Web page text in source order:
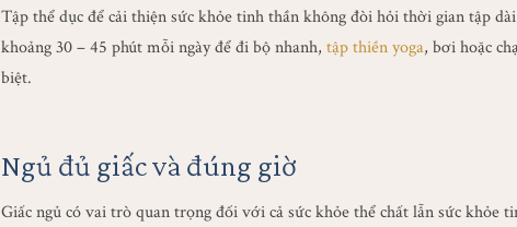
Tập thể dục để cải thiện sức khỏe tinh thần không đòi hỏi thời gian tập
khoảng 30 – 45 phút mỗi ngày để đi bộ nhanh, tập thiền yoga, bơi hoặc
biệt.
Ngủ đủ giấc và đúng giờ
Giấc ngủ có vai trò quan trọng đối với cả sức khỏe thể chất lẫn sức khỏe